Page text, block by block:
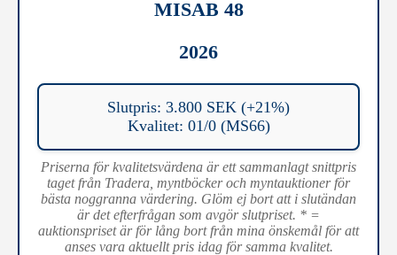
MISAB 48
2026
Slutpris: 3.800 SEK (+21%)
Kvalitet: 01/0 (MS66)
Priserna för kvalitetsvärdena är ett sammanlagt snittpris
taget från Tradera, myntböcker och myntauktioner för
bästa noggranna värdering. Glöm ej bort att i slutändan
är det efterfrågan som avgör slutpriset. * =
auktionspriset är för lång bort från mina önskemål för att
anses vara aktuellt pris idag för samma kvalitet.